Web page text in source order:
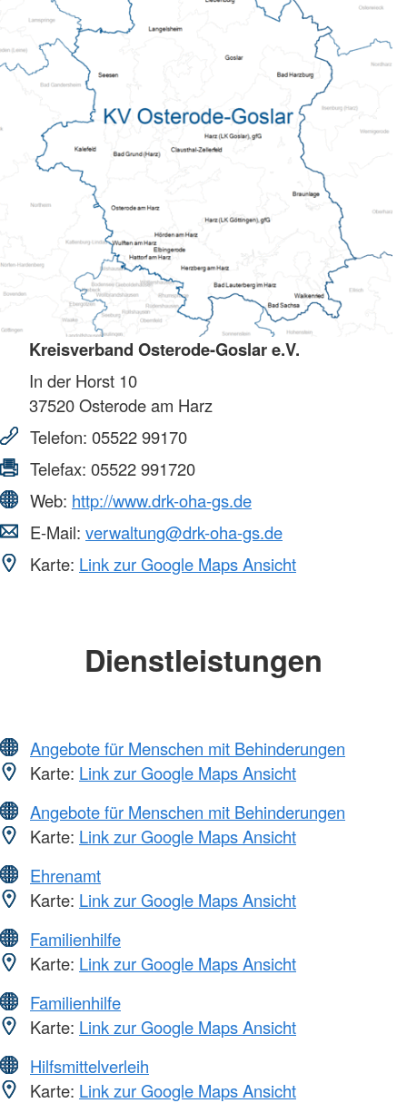
Kreisverband Osterode-Goslar e.V.
In der Horst 10
37520Osterode am Harz
Telefon: 05522 99170
Telefax: 05522 991720
Web: http://www.drk-oha-gs.de
E-Mail: verwaltung@drk-oha-gs.de
Karte: Link zur Google Maps Ansicht
Dienstleistungen
Angebote für Menschen mit Behinderungen
Karte: Link zur Google Maps Ansicht
Angebote für Menschen mit Behinderungen
Karte: Link zur Google Maps Ansicht
Ehrenamt
Karte: Link zur Google Maps Ansicht
Familienhilfe
Karte: Link zur Google Maps Ansicht
Familienhilfe
Karte: Link zur Google Maps Ansicht
Hilfsmittelverleih
Karte: Link zur Google Maps Ansicht